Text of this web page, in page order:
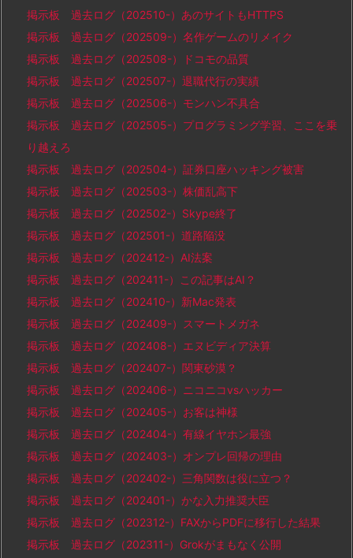
掲示板 過去ログ（202510-）あのサイトもHTTPS
掲示板 過去ログ（202509-）名作ゲームのリメイク
掲示板 過去ログ（202508-）ドコモの品質
掲示板 過去ログ（202507-）退職代行の実績
掲示板 過去ログ（202506-）モンハン不具合
掲示板 過去ログ（202505-）プログラミング学習、ここを乗
り越えろ
掲示板 過去ログ（202504-）証券口座ハッキング被害
掲示板 過去ログ（202503-）株価乱高下
掲示板 過去ログ（202502-）Skype終了
掲示板 過去ログ（202501-）道路陥没
掲示板 過去ログ（202412-）AI法案
掲示板 過去ログ（202411-）この記事はAI？
掲示板 過去ログ（202410-）新Mac発表
掲示板 過去ログ（202409-）スマートメガネ
掲示板 過去ログ（202408-）エヌビディア決算
掲示板 過去ログ（202407-）関東砂漠？
掲示板 過去ログ（202406-）ニコニコvsハッカー
掲示板 過去ログ（202405-）お客は神様
掲示板 過去ログ（202404-）有線イヤホン最強
掲示板 過去ログ（202403-）オンプレ回帰の理由
掲示板 過去ログ（202402-）三角関数は役に立つ？
掲示板 過去ログ（202401-）かな入力推奨大臣
掲示板 過去ログ（202312-）FAXからPDFに移行した結果
掲示板 過去ログ（202311-）Grokがまもなく公開